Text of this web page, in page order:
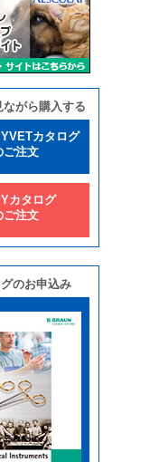
ながら購入する
カタログ
ご注文
カタログ
ご注文
のお申込み